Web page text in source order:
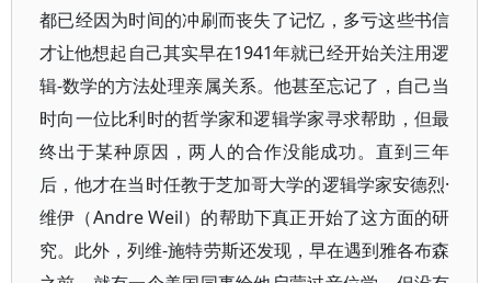
都已经因为时间的冲刷而丧失了记忆，多亏这些书信
才让他想起自己其实早在1941年就已经开始关注用逻
辑-数学的方法处理亲属关系。他甚至忘记了，自己当
时向一位比利时的哲学家和逻辑学家寻求帮助，但最
终出于某种原因，两人的合作没能成功。直到三年
后，他才在当时任教于芝加哥大学的逻辑学家安德烈·
维伊（Andre Weil）的帮助下真正开始了这方面的研
究。此外，列维-施特劳斯还发现，早在遇到雅各布森